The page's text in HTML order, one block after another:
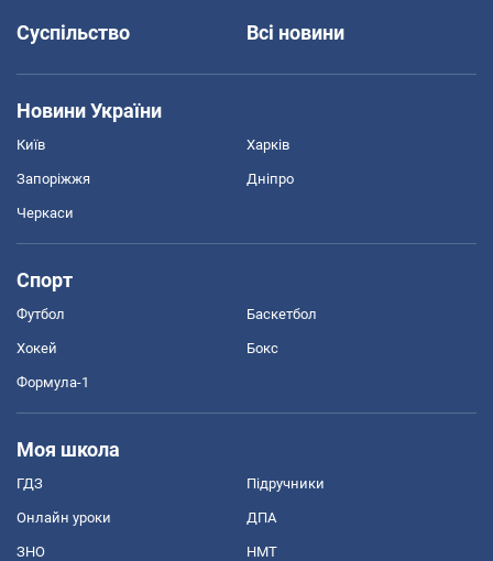
Суспільство
Всі новини
Новини України
Київ Харків
Запоріжжя Дніпро
Черкаси
Спорт
Футбол Баскетбол
Хокей Бокс
Формула-1
Моя школа
ГДЗ Підручники
Онлайн уроки ДПА
ЗНО НМТ